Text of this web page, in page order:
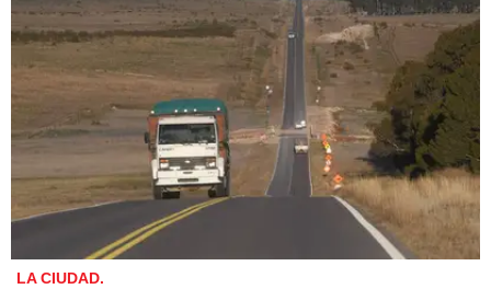
LA CIUDAD.